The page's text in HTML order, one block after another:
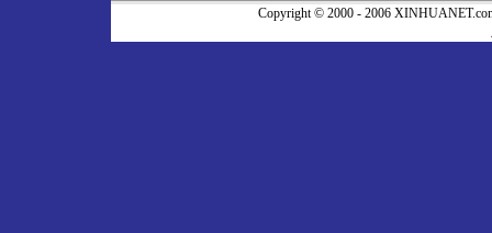
Copyright © 2000 - 2006